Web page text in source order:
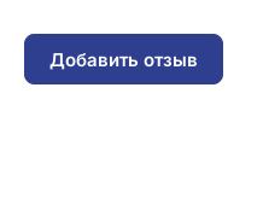
Добавить отзыв